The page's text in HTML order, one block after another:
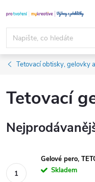
na
obsah
Tetovací obtisky, gelovky
Tetovací
Gelové pero,
Skladem